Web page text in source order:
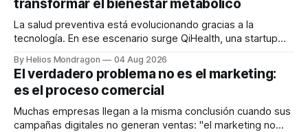
transformar el bienestar metabólico
La salud preventiva está evolucionando gracias a la
tecnología. En ese escenario surge QiHealth, una startup
dispositivos inteligentes, inteligencia artificial y monitoreo
en tiempo real para ayudar a las personas a tomar mejores
decisiones sobre su salud metabólica. Su propuesta busca
responder
By Helios Mondragon 04 Aug 2026
El verdadero problema no es el marketing:
es el proceso comercial
Muchas empresas llegan a la misma conclusión cuando sus
campañas digitales no generan ventas: "el marketing no